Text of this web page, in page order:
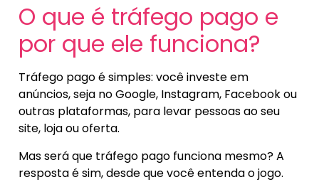
O que é tráfego pago e
por que ele funciona?
Tráfego pago é simples: você investe em
anúncios, seja no Google, Instagram, Facebook ou
outras plataformas, para levar pessoas ao seu
site, loja ou oferta.
Mas será que tráfego pago funciona mesmo? A
resposta é sim, desde que você entenda o jogo.